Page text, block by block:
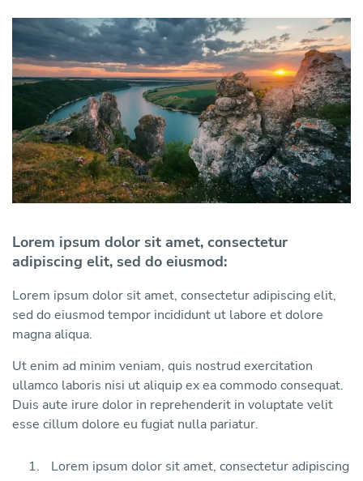
Lorem ipsum dolor sit amet, consectetur
adipiscing elit, sed do eiusmod:
Lorem ipsum dolor sit amet, consectetur adipiscing elit,
sed do eiusmod tempor incididunt ut labore et dolore
magna aliqua.
Ut enim ad minim veniam, quis nostrud exercitation
ullamco laboris nisi ut aliquip ex ea commodo consequat.
Duis aute irure dolor in reprehenderit in voluptate velit
esse cillum dolore eu fugiat nulla pariatur.
Lorem ipsum dolor sit amet, consectetur adipiscing